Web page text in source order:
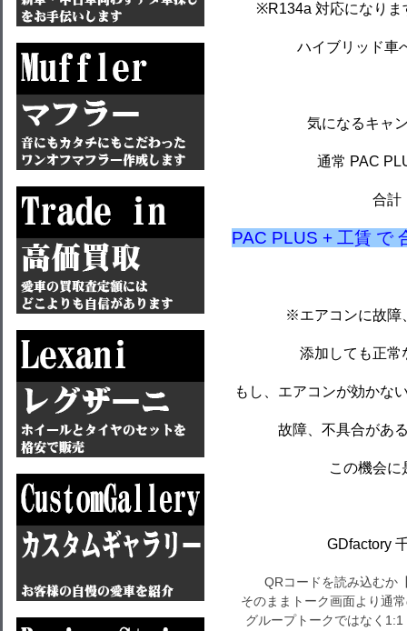
※R134a 対応になりま
ハイブリッド車
気になるキャ
通常 PAC
合計
PAC PLUS + 工賃 で
※エアコンに故障
添加しても正常
もし、エアコンが効かな
故障、不具合があ
この機会に
GDfactory
QRコードを読み込むか
そのままトーク画面より通
グループトークではなく